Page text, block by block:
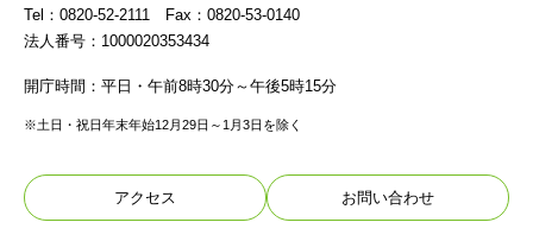
Tel：0820-52-2111 Fax：0820-53-0140
法人番号：1000020353434
開庁時間：平日・午前8時30分～午後5時15分
※土日・祝日年末年始12月29日～1月3日を除く
アクセス お問い合わせ